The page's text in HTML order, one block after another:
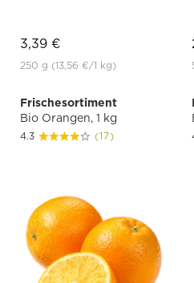
3,39 €
250 g (13,56 €/1 kg)
Frischesortiment
Bio Orangen, 1 kg
4.3 (17)